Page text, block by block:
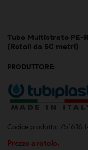
Tubo Multistrato PE-
(Rotoli da 50 metri)
PRODUTTORE:
Codice prodotto: 751616
Prezzo a rotolo.